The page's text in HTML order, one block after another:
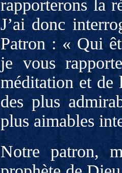
rapporterons la
J’ai donc
Patron : « Qui
je vous
méditation et de
des plus
plus aimables
Notre patron,